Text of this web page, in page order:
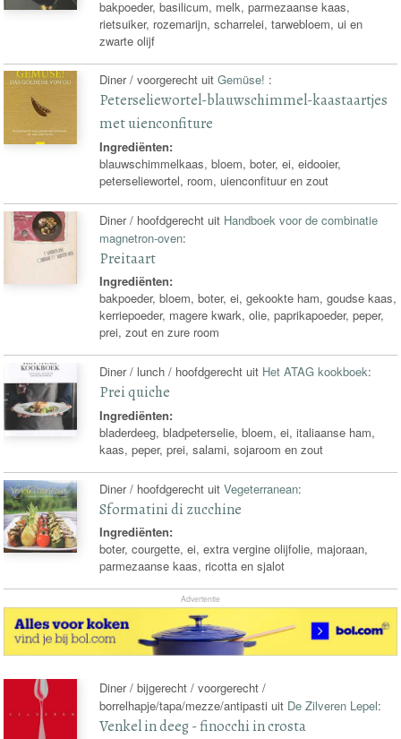
bakpoeder, basilicum, melk, parmezaanse kaas,
rietsuiker, rozemarijn, scharrelei, tarwebloem, ui en
zwarte olijf
Diner / voorgerecht uitGemüse! :
Peterseliewortel-blauwschimmel-kaastaartjes
met uienconfiture
Ingrediënten:
blauwschimmelkaas, bloem, boter, ei, eidooier,
peterseliewortel, room, uienconfituur en zout
Diner / hoofdgerecht uit Handboek voor de combinatie
magnetron-oven:
Preitaart
Ingrediënten:
bakpoeder, bloem, boter, ei, gekookte ham, goudse kaas,
kerriepoeder, magere kwark, olie, paprikapoeder, peper,
prei, zout en zure room
Diner / lunch / hoofdgerecht uit Het ATAG kookboek:
Prei quiche
Ingrediënten:
bladerdeeg, bladpeterselie, bloem, ei, italiaanse ham,
kaas, peper, prei, salami, sojaroom en zout
Diner / hoofdgerecht uitVegeterranean:
Sformatini di zucchine
Ingrediënten:
boter, courgette, ei, extra vergine olijfolie, majoraan,
parmezaanse kaas, ricotta en sjalot
Advertentie
Diner / bijgerecht / voorgerecht /
borrelhapje/tapa/mezze/antipasti uit De Zilveren Lepel:
Venkel in deeg - finocchi in crosta